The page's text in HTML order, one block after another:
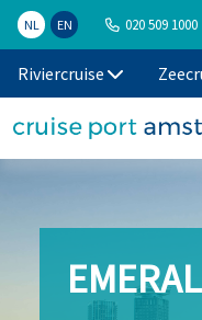
NL EN 020 509 1000
Riviercruise